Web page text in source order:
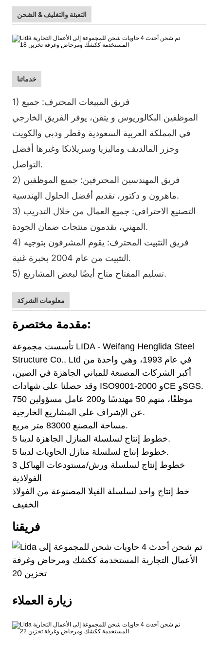
التعبئة والتغليف & الشحن
خدماتنا
1) فريق المبيعات المحترف: جميع
الموظفين البكالوريوس و يتقن، يوفر الفريق الخارجي
في المملكة العربية السعودية وقطر ودبي والكويت
وجزر المالديف وماليزيا وسريلانكا وغيرها أفضل
التواصل.
2) فريق المهندسين المحترفين: جميع الموظفين
ماهرون و دكتور، تقديم أفضل الحلول الهندسية.
3) التصنيع الاحترافي: جميع العمال من خلال التدريب
المهني، يقدمون منتجات ضمان الجودة.
4) فريق التثبيت المحترف: يقوم المشرفون بتوجيه
التثبيت من عام 2004 بخبرة غنية.
5) تسليم المفتاح متاح أيضًا لبعض المشاريع.
معلومات الشركة
مقدمة مختصرة:
تأسست مجموعة LIDA - Weifang Henglida Steel
Structure Co., Ltd في عام 1993، وهي واحدة من
أكبر الشركات المصنعة للمباني الجاهزة في الصين،
وقد حصلنا على شهادات ISO9001-2000 وCE وSGS.
750 موظفًا، منهم 50 مهندسًا و200 عامل مسؤولين
عن الإشراف على المشاريع الخارجية.
مساحة المصنع 83000 متر مربع.
5 خطوط إنتاج لسلسلة المنازل الجاهزة لدينا.
5 خطوط إنتاج لسلسلة منازل الحاويات لدينا.
3 خطوط إنتاج لسلسلة ورش/مستودعات الهياكل
الفولاذية
خط إنتاج واحد لسلسلة الفيلا المصنوعة من الفولاذ
الخفيف
فريقنا
زيارة العملاء